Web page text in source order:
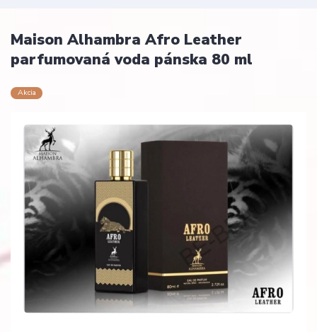
Maison Alhambra Afro Leather
parfumovaná voda pánska 80 ml
Akcia